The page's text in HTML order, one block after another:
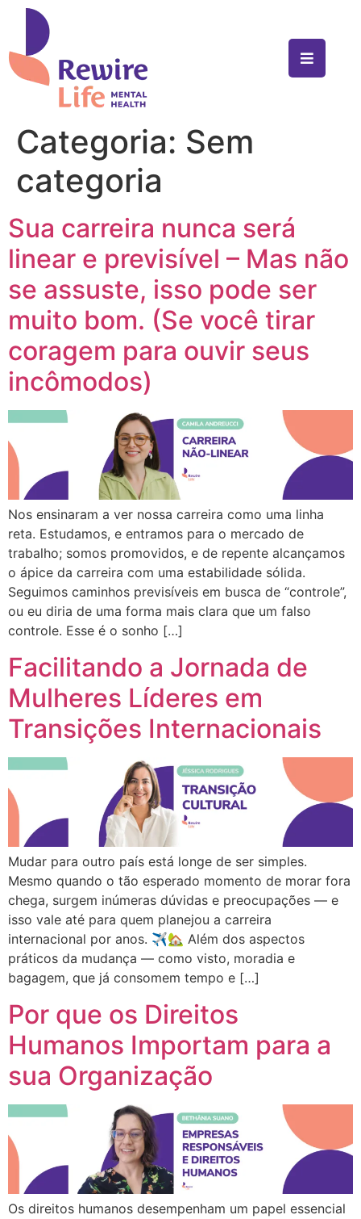
Categoria: Sem
categoria
Sua carreira nunca será
linear e previsível – Mas não
se assuste, isso pode ser
muito bom. (Se você tirar
coragem para ouvir seus
incômodos)
Nos ensinaram a ver nossa carreira como uma linha
reta. Estudamos, e entramos para o mercado de
trabalho; somos promovidos, e de repente alcançamos
o ápice da carreira com uma estabilidade sólida.
Seguimos caminhos previsíveis em busca de “controle”,
ou eu diria de uma forma mais clara que um falso
controle. Esse é o sonho […]
Facilitando a Jornada de
Mulheres Líderes em
Transições Internacionais
Mudar para outro país está longe de ser simples.
Mesmo quando o tão esperado momento de morar fora
chega, surgem inúmeras dúvidas e preocupações — e
isso vale até para quem planejou a carreira
internacional por anos. ✈️🏡 Além dos aspectos
práticos da mudança — como visto, moradia e
bagagem, que já consomem tempo e […]
Por que os Direitos
Humanos Importam para a
sua Organização
Os direitos humanos desempenham um papel essencial